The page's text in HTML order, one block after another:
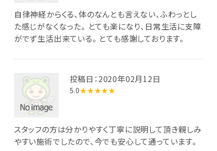
自律神経からくる、体のなんとも言えない、ふわっとし
た感じがなくなった。 とても楽になり、日常生活に支障
がでず生活出来ている。 とても感謝しております。
投稿日：2020年02月12日
5.0★★★★★
スタッフの方は分かりやすく丁寧に説明して頂き親しみ
やすい施術でしたので、今でも安心して通っています。